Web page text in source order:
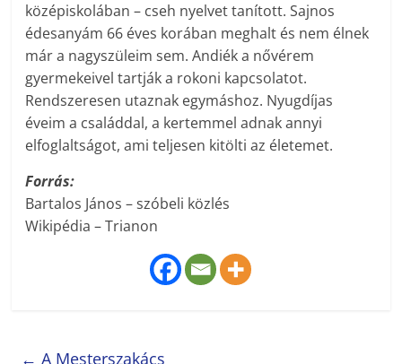
középiskolában – cseh nyelvet tanított. Sajnos
édesanyám 66 éves korában meghalt és nem élnek
már a nagyszüleim sem. Andiék a nővérem
gyermekeivel tartják a rokoni kapcsolatot.
Rendszeresen utaznak egymáshoz. Nyugdíjas
éveim a családdal, a kertemmel adnak annyi
elfoglaltságot, ami teljesen kitölti az életemet.
Forrás:
Bartalos János – szóbeli közlés
Wikipédia – Trianon
← A Mesterszakács